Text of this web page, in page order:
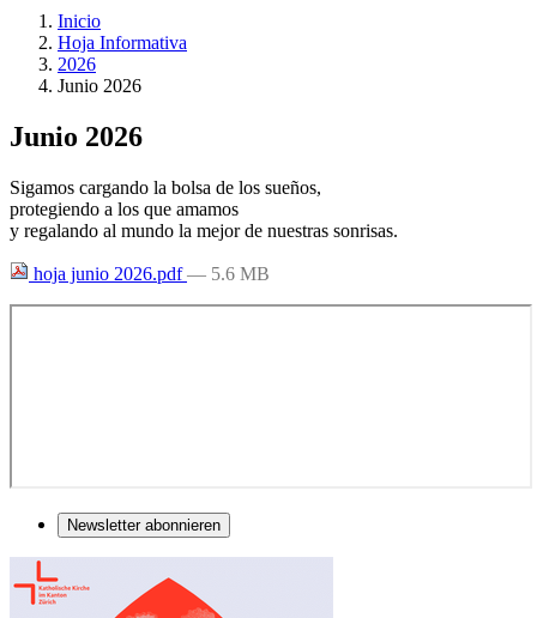
Inicio
Hoja Informativa
2026
Junio 2026
Junio 2026
Sigamos cargando la bolsa de los sueños,
protegiendo a los que amamos
y regalando al mundo la mejor de nuestras sonrisas.
hoja junio 2026.pdf— 5.6 MB
Newsletter abonnieren